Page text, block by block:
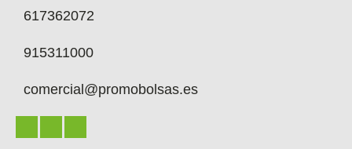
617362072
915311000
comercial@promobolsas.es